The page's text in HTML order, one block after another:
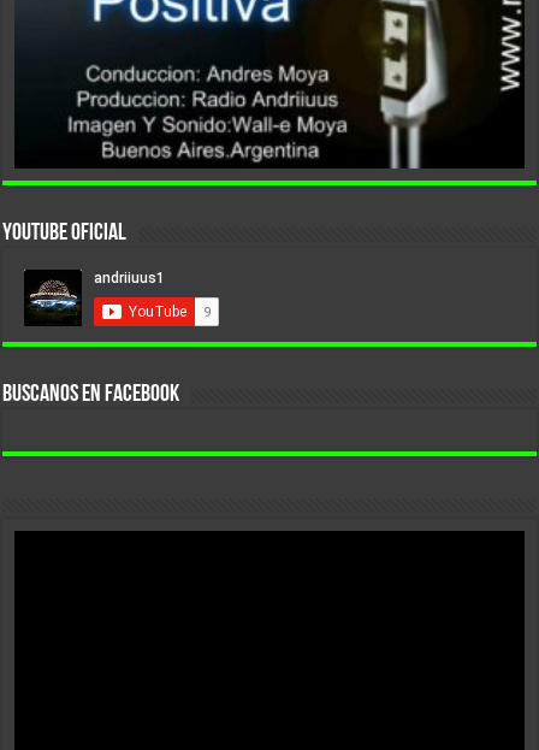
YouTube Oficial
BUSCANOS EN FACEBOOK